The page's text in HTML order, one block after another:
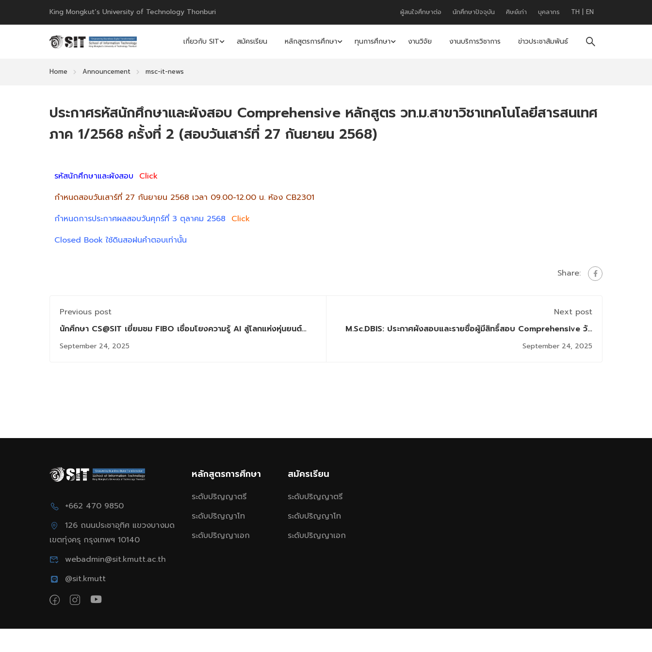
King Mongkut’s University of Technology Thonburi ผู้สนใจศึกษาต่อ นักศึกษาปัจจุบัน ศิษย์เก่า บุคลากร TH | EN
เกี่ยวกับ SIT สมัครเรียน หลักสูตรการศึกษา ทุนการศึกษา งานวิจัย งานบริการวิชาการ ข่าวประชาสัมพันธ์
Home Announcement msc-it-news
ประกาศรหัสนักศึกษาและผังสอบ Comprehensive หลักสูตร วท.ม.สาขาวิชาเทคโนโลยีสารสนเทศ
ภาค 1/2568 ครั้งที่ 2 (สอบวันเสาร์ที่ 27 กันยายน 2568)
รหัสนักศึกษาและผังสอบ Click
กำหนดสอบวันเสาร์ที่ 27 กันยายน 2568 เวลา 09.00-12.00 น. ห้อง CB2301
กำหนดการประกาศผลสอบวันศุกร์ที่ 3 ตุลาคม 2568 Click
Closed Book ใช้ดินสอฝนคำตอบเท่านั้น
Share:
Previous post
นักศึกษา CS@SIT เยี่ยมชม FIBO เชื่อมโยงความรู้ AI สู่โลกแห่งหุ่นยนต์
และนวัตกรรม
September 24, 2025
Next post
M.Sc.DBIS: ประกาศผังสอบและรายชื่อผู้มีสิทธิ์สอบ Comprehensive วัน
เสาร์ที่ 27 กันยายน 2568
September 24, 2025
+662 470 9850
126 ถนนประชาอุทิศ แขวงบางมด
เขตทุ่งครุ กรุงเทพฯ 10140
webadmin@sit.kmutt.ac.th
@sit.kmutt
หลักสูตรการศึกษา
ระดับปริญญาตรี
ระดับปริญญาโท
ระดับปริญญาเอก
สมัครเรียน
ระดับปริญญาตรี
ระดับปริญญาโท
ระดับปริญญาเอก